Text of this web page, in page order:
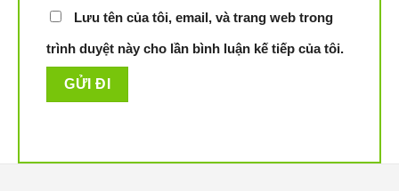
dọn ở các góc nhà hiệu quả hơn, kết hợp màu sắc sang
trọng, không chỉ dọn dẹp nhà cửa hiệu quả mà còn làm
tăng thêm tính thẩm mỹ cho không gian nhà hiện đại.
số lần đổ bụi gây mất thời gian. Ngoài ra, robot còn có
Lưu tên của tôi, email, và trang web trong
trình duyệt này cho lần bình luận kế tiếp của tôi.